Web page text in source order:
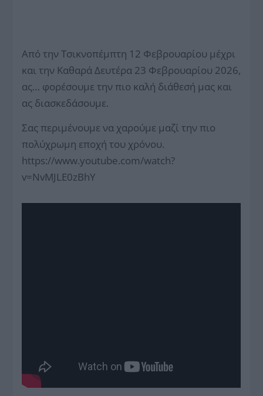
Από την Τσικνοπέμπτη 12 Φεβρουαρίου μέχρι
και την Καθαρά Δευτέρα 23 Φεβρουαρίου 2026,
ας… φορέσουμε την πιο καλή διάθεσή μας και
ας διασκεδάσουμε.
Σας περιμένουμε να χαρούμε μαζί την πιο
πολύχρωμη εποχή του χρόνου.
https://www.youtube.com/watch?
v=NvMJLE0zBhY